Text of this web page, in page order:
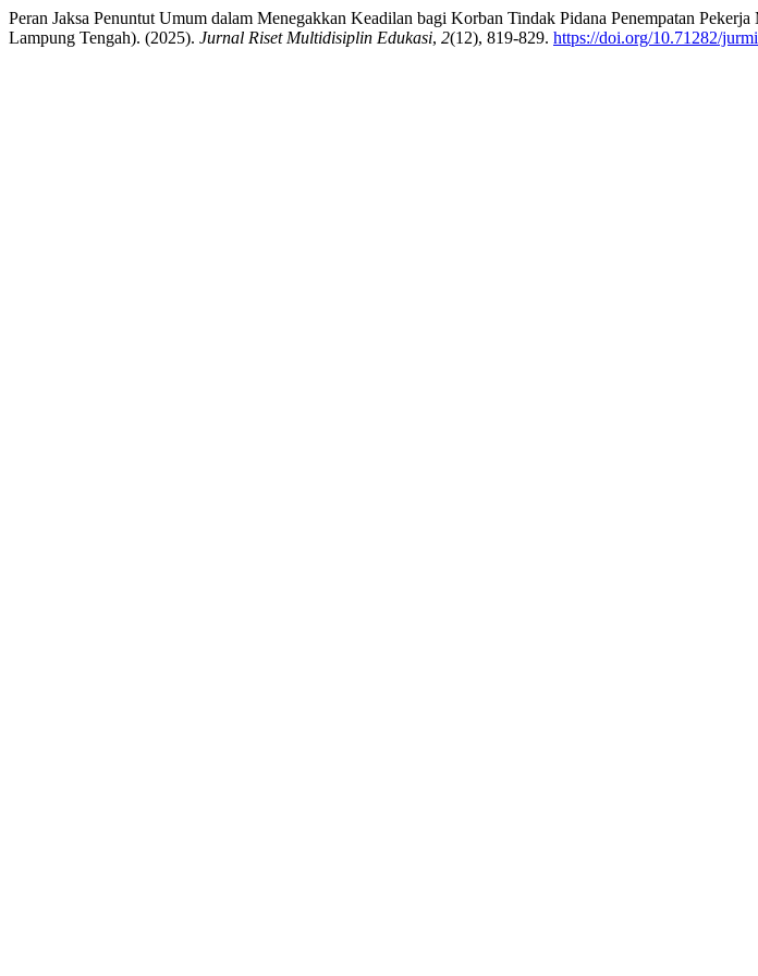
Peran Jaksa Penuntut Umum dalam Menegakkan Keadilan bagi Korban Tindak Pidana Penempatan
Lampung Tengah). (2025). Jurnal Riset Multidisiplin Edukasi, 2(12), 819-829. https://doi.org/10.71282/